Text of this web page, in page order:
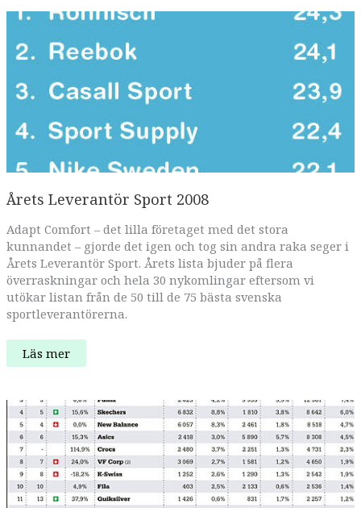
i
backen
Årets Leverantör Sport 2008
Adapt Comfort – det lilla företaget med det stora
kunnandet – gjorde det igen och tog sin andra raka seger i
Årets Leverantör Sport. Årets lista bjuder på flera
överraskningar och hela 30 nykomlingar eftersom vi
utökar listan från de 50 till de 75 bästa svenska
sportleverantörerna.
Årets
Leverantör
Läs mer